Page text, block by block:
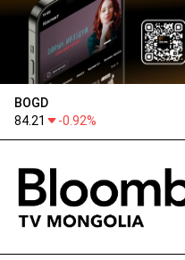
BOGD
84.21
-0.92%